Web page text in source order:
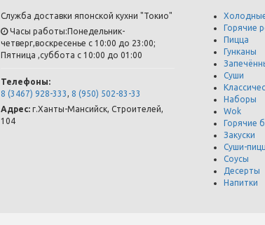
Служба доставки японской кухни "Токио"
Часы работы:Понедельник-
четверг,воскресенье с 10:00 до 23:00;
Пятница ,суббота с 10:00 до 01:00
Телефоны:
8 (3467) 928-333, 8 (950) 502-83-33
Адрес: г.Ханты-Мансийск, Строителей,
104
Горячие
Пицца
Гунканы
Суши
Наборы
Wok
Горячие
Закуски
Суши-
Соусы
Десерты
Напитки